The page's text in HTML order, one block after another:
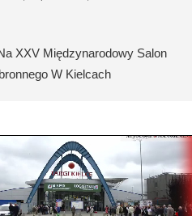
XXV Międzynarodowy Salon
W Kielcach